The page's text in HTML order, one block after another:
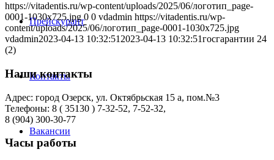
Прейскурант
Контакты
Вакансии
https://vitadentis.ru/wp-content/uploads/2025/06/логотип_page-
0001-1030x725.jpg 0 0 vdadmin https://vitadentis.ru/wp-
content/uploads/2025/06/логотип_page-0001-1030x725.jpg
vdadmin2023-04-13 10:32:51 2023-04-13 10:32:51госгарантии 24
(2)
Наши контакты
Адрес: город Озерск, ул. Октябрьская 15 а, пом.№3
Телефоны: 8 ( 35130 ) 7-32-52, 7-52-32,
8 (904) 300-30-77
Часы работы